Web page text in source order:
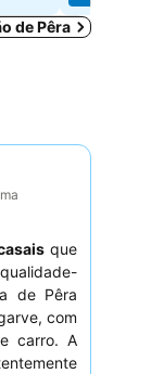
de Pêra
que
de Pêra
com
carro. A